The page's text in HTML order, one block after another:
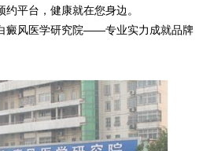
平台，健康就在您身边。
医学研究院——专业实力成就品牌